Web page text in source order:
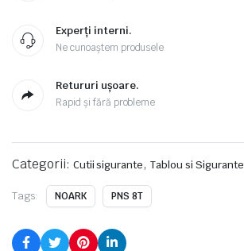
Experți interni.
Ne cunoaștem produsele
Retururi ușoare.
Rapid și fără probleme
Categorii: Cutii sigurante,Tablou si Sigurante
Tags: NOARK PNS 8T